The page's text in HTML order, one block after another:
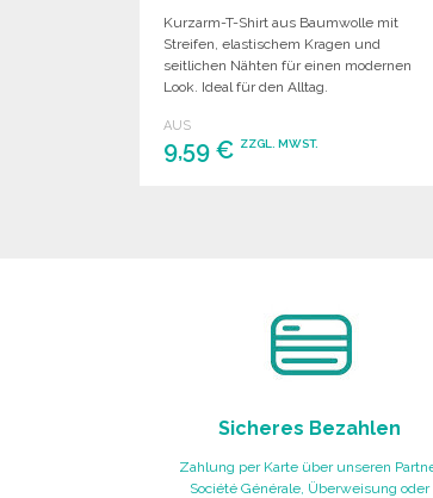
Kurzarm-T-Shirt aus Baumwolle mit
Streifen, elastischem Kragen und
seitlichen Nähten für einen modernen
Look. Ideal für den Alltag.
AUS
9,59 € ZZGL. MWST.
Sicheres Bezahlen
Zahlung per Karte über unseren
Société Générale, Überweisung oder